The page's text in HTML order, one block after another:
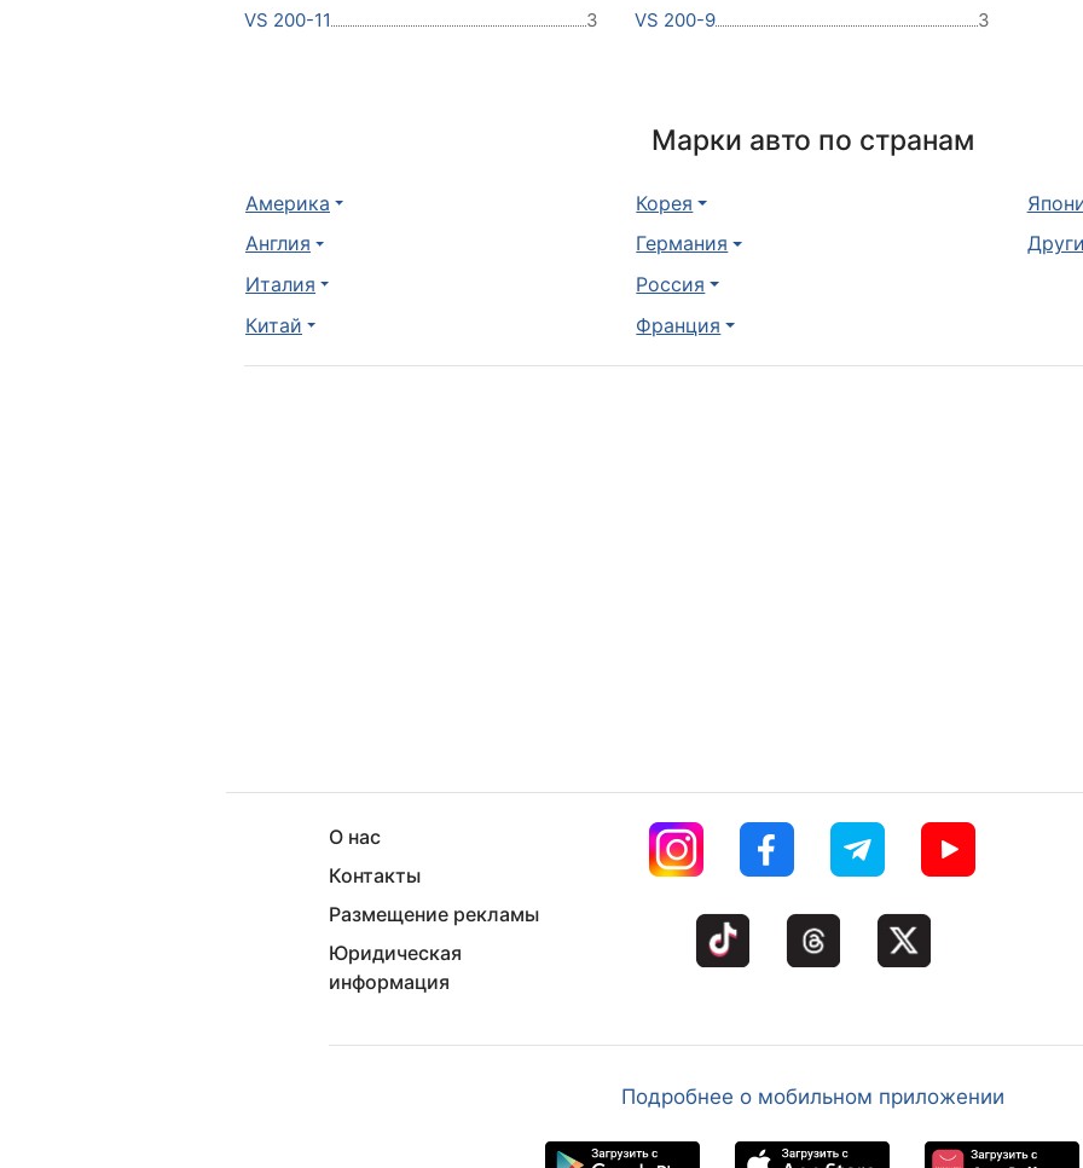
VS 200-11
3 VS 200-9 3
Марки авто по странам
Америка
Англия
Италия
Китай
Корея
Германия
Россия
Франция
О нас
Контакты
Размещение рекламы
Юридическая
информация
Подробнее о мобильном приложении